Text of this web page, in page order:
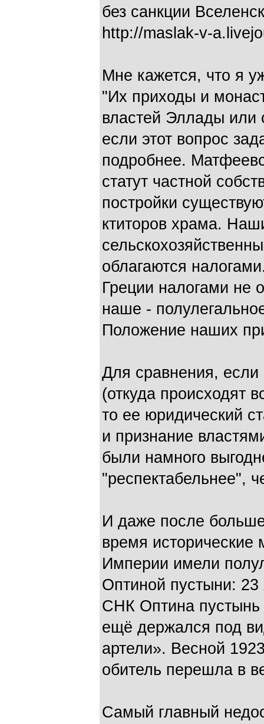
без санкции
http://maslak-v-
Мне кажется, что я
"Их приходы и
властей Эллады или
если этот вопрос
подробнее.
статут частной
постройки
ктиторов храма.
облагаются
Греции налогами не
наше -
Положение наших
Для сравнения,
(откуда происходят
то ее юридический
и признание
были намного
"респектабельнее",
И даже после
время
Империи имели
Оптиной пустыни: 23
СНК Оптина пустынь
ещё держался под
артели». Весной
обитель перешла в
Самый главный